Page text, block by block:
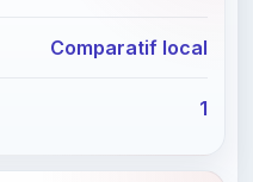
Comparatif local
1